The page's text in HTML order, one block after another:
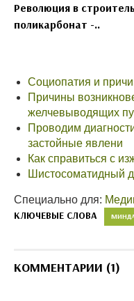
Революция в
поликарбонат -..
Социопатия и
Причины
желчевыводящих
Проводим
застойные явлени
Как справиться с
Шистосоматидный
Специально для:
КЛЮЧЕВЫЕ СЛОВА
КОММЕНТАРИИ (1)